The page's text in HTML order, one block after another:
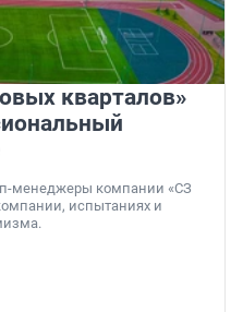
кварталов»
менеджеры компании «СЗ
испытаниях и